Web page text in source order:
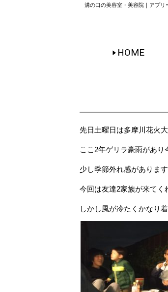
溝の口の美容室・美容院｜アプリ
HOME
先日土曜日は多摩川花火
ここ2年ゲリラ豪雨があり
少し季節外れ感がありま
今回は友達2家族が来てく
しかし風が冷たくかなり着